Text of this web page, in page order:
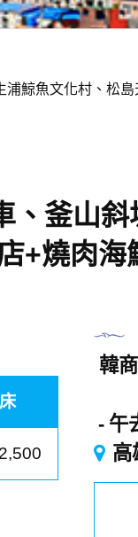
鯨魚文化村、松
釜山
+燒肉海
韓
午
高